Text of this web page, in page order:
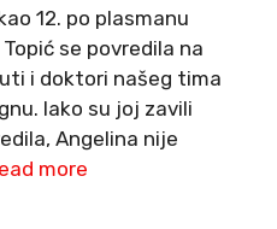
12. po plasmanu
se povredila na
i doktori našeg tima
Iako su joj zavili
Angelina nije
more